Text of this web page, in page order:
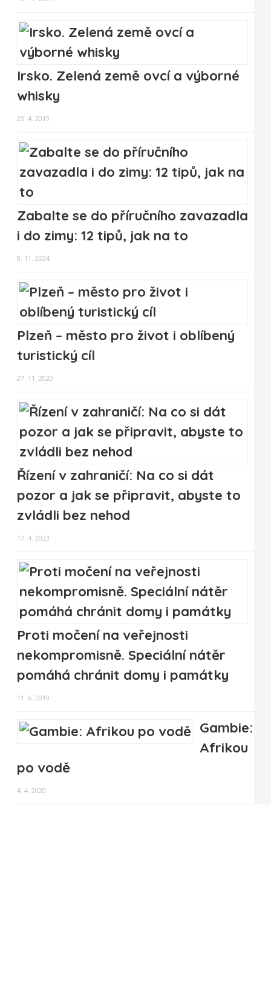
Irsko. Zelená země ovcí a výborné
whisky
25. 4. 2019
Zabalte se do příručního zavazadla
i do zimy: 12 tipů, jak na to
8. 11. 2024
Plzeň – město pro život i oblíbený
turistický cíl
27. 11. 2020
Řízení v zahraničí: Na co si dát
pozor a jak se připravit, abyste to
zvládli bez nehod
17. 4. 2023
Proti močení na veřejnosti
nekompromisně. Speciální nátěr
pomáhá chránit domy i památky
11. 6. 2019
Gambie:
Afrikou
po vodě
4. 4. 2020